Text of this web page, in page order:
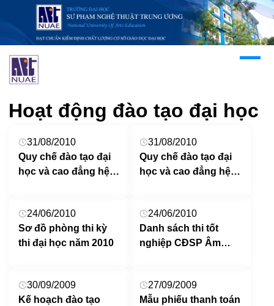
Hoạt động đào tạo đại học
31/08/2010
Quy chế đào tạo đại
học và cao đẳng hệ
31/08/2010
Quy chế đào tạo đại
học và cao đẳng hệ
24/06/2010
Sơ đồ phòng thi kỳ
thi đại học năm 2010
24/06/2010
Danh sách thi tốt
nghiệp CĐSP Âm
30/09/2009
Kế hoạch đào tạo
27/09/2009
Mẫu phiếu thanh toán